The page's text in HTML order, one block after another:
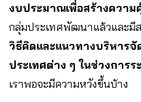
งบประมาณเพื่อสร้างความ
กลุ่มประเทศพัฒนาแล้วและมี
วิธีคิดและแนวทางบริหาร
ประเทศต่าง ๆ ในช่วงการ
เราพอจะมีความหวังขึ้นบ้าง